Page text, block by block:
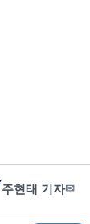
주현태 기자✉